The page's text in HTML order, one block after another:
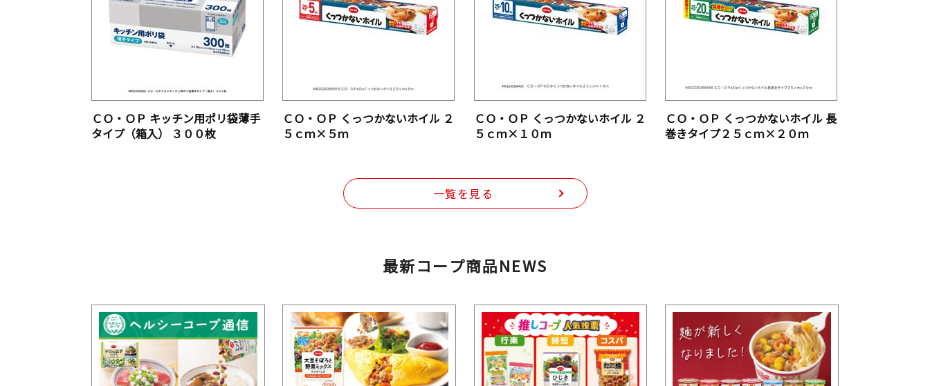
ＣＯ・ＯＰ キッチン用ポリ袋薄手
タイプ（箱入） ３００枚
ＣＯ・ＯＰ くっつかないホイル ２
５ｃｍ×５ｍ
ＣＯ・ＯＰ くっつかないホイル ２
５ｃｍ×１０ｍ
ＣＯ・ＯＰ くっつかないホイル 長
巻きタイプ２５ｃｍ×２０ｍ
一覧を見る
最新コープ商品NEWS